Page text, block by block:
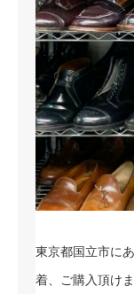
東京都国立市に
着、ご購入頂け